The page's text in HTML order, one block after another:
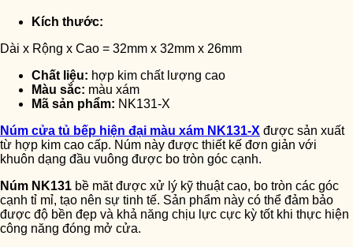
Kích thước:
Dài x Rộng x Cao = 32mm x 32mm x 26mm
Chất liệu: hợp kim chất lượng cao
Màu sắc: màu xám
Mã sản phẩm: NK131-X
Núm cửa tủ bếp hiện đại màu xám NK131-X được sản xuất
từ hợp kim cao cấp. Núm này được thiết kế đơn giản với
khuôn dạng đầu vuông được bo tròn góc cạnh.
Núm NK131 bề măt được xử lý kỹ thuật cao, bo tròn các góc
cạnh tỉ mỉ, tạo nên sự tinh tế. Sản phẩm này có thể đảm bảo
được độ bền đẹp và khả năng chịu lực cực kỳ tốt khi thực hiện
công năng đóng mở cửa.